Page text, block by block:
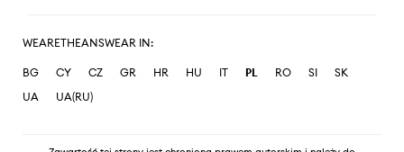
WEARETHEANSWEAR IN:
BG CY CZ GR HR HU IT PL RO SI
SK
UA
UA(RU)